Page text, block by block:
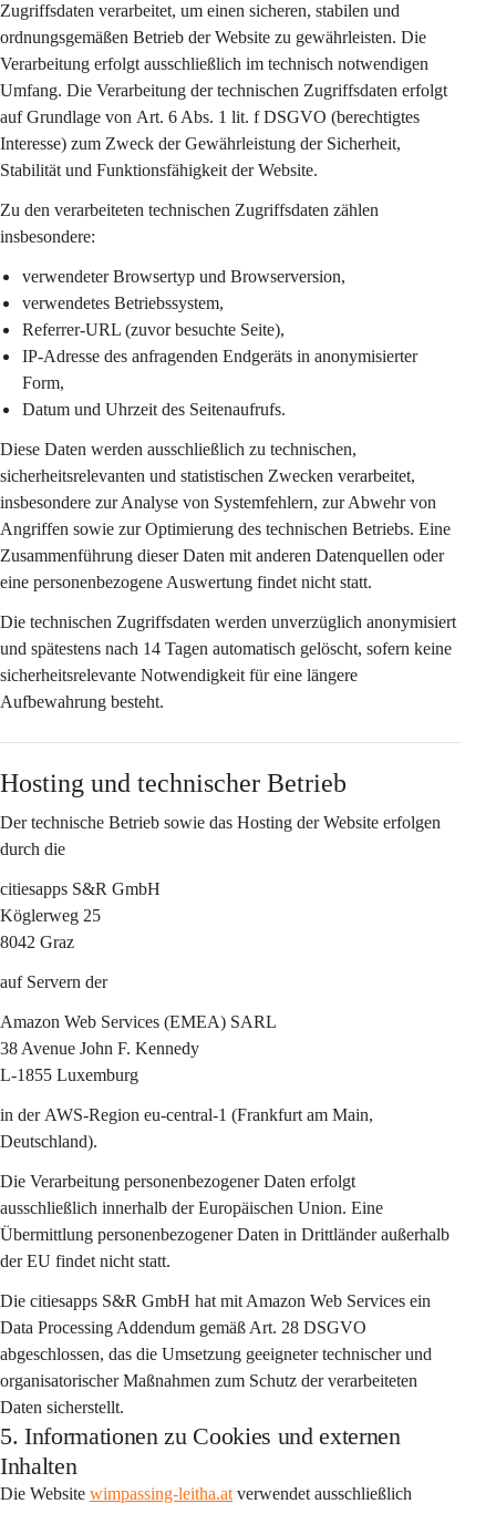
Zugriffsdaten verarbeitet, um einen sicheren, stabilen und
ordnungsgemäßen Betrieb der Website zu gewährleisten. Die
Verarbeitung erfolgt ausschließlich im technisch notwendigen
Umfang. Die Verarbeitung der technischen Zugriffsdaten erfolgt
auf Grundlage von Art. 6 Abs. 1 lit. f DSGVO (berechtigtes
Interesse) zum Zweck der Gewährleistung der Sicherheit,
Stabilität und Funktionsfähigkeit der Website.
Zu den verarbeiteten technischen Zugriffsdaten zählen
insbesondere:
verwendeter Browsertyp und Browserversion,
verwendetes Betriebssystem,
Referrer-URL (zuvor besuchte Seite),
IP-Adresse des anfragenden Endgeräts in anonymisierter
Form,
Datum und Uhrzeit des Seitenaufrufs.
Diese Daten werden ausschließlich zu technischen,
sicherheitsrelevanten und statistischen Zwecken verarbeitet,
insbesondere zur Analyse von Systemfehlern, zur Abwehr von
Angriffen sowie zur Optimierung des technischen Betriebs. Eine
Zusammenführung dieser Daten mit anderen Datenquellen oder
eine personenbezogene Auswertung findet nicht statt.
Die technischen Zugriffsdaten werden unverzüglich anonymisiert
und spätestens nach 14 Tagen automatisch gelöscht, sofern keine
sicherheitsrelevante Notwendigkeit für eine längere
Aufbewahrung besteht.
Hosting und technischer Betrieb
Der technische Betrieb sowie das Hosting der Website erfolgen
durch die
citiesapps S&R GmbH
Köglerweg 25
8042 Graz
auf Servern der
Amazon Web Services (EMEA) SARL
38 Avenue John F. Kennedy
L-1855 Luxemburg
in der AWS-Region eu-central-1 (Frankfurt am Main,
Deutschland).
Die Verarbeitung personenbezogener Daten erfolgt
ausschließlich innerhalb der Europäischen Union. Eine
Übermittlung personenbezogener Daten in Drittländer außerhalb
der EU findet nicht statt.
Die citiesapps S&R GmbH hat mit Amazon Web Services ein
Data Processing Addendum gemäß Art. 28 DSGVO
abgeschlossen, das die Umsetzung geeigneter technischer und
organisatorischer Maßnahmen zum Schutz der verarbeiteten
Daten sicherstellt.
5. Informationen zu Cookies und externen
Inhalten
Die Website wimpassing-leitha.at verwendet ausschließlich